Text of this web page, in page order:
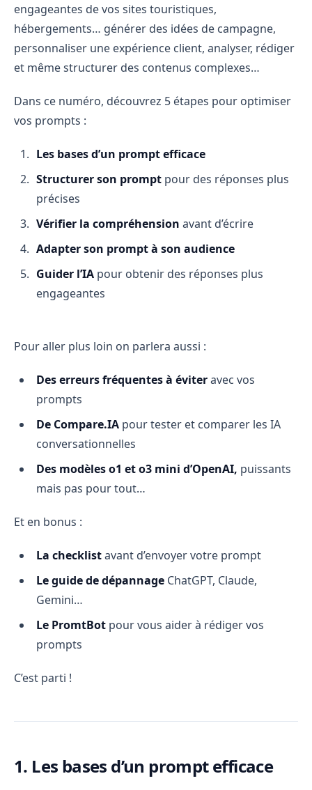
engageantes de vos sites touristiques,
hébergements… générer des idées de campagne,
personnaliser une expérience client, analyser, rédiger
et même structurer des contenus complexes…
Dans ce numéro, découvrez 5 étapes pour optimiser
vos prompts :
Les bases d’un prompt efficace
Structurer son prompt pour des réponses plus
précises
Vérifier la compréhension avant d’écrire
Adapter son prompt à son audience
Guider l’IA pour obtenir des réponses plus
engageantes
Pour aller plus loin on parlera aussi :
Des erreurs fréquentes à éviteravec vos
prompts
De Compare.IA pourtester et comparer les IA
conversationnelles
Des modèles o1 et o3 mini d’OpenAI, puissants
mais pas pour tout…
Et en bonus :
La checklistavant d’envoyer votre prompt
Le guide de dépannage ChatGPT, Claude,
Gemini…
Le PromtBot pour vous aider à rédiger vos
prompts
C’est parti !
1. Les bases d’un prompt efficace